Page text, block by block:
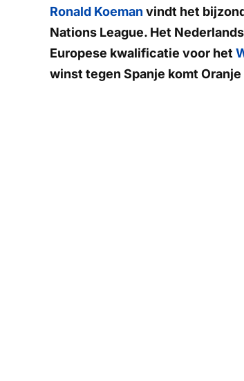
Ronald Koeman vindt het
Nations League. Het
Europese kwalificatie voor het
winst tegen Spanje komt